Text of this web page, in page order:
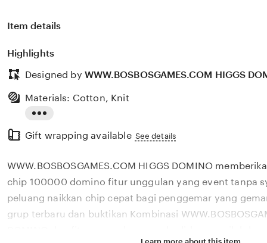
Item details
Highlights
Designed by WWW.BOSBOSGAMES.COM HIGGS
the
description
Materials: Cotton, Knit
Gift wrapping available See details
WWW.BOSBOSGAMES.COM HIGGS DOMINO
chip 100000 domino fitur unggulan yang event tanpa
peluang naikkan chip cepat bagi penggemar yang
grup terbaru dan buktikan Kombinasi